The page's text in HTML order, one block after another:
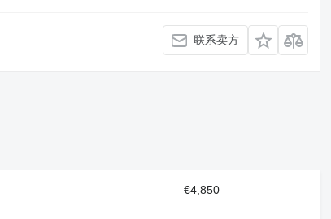
联系卖方
€4,850